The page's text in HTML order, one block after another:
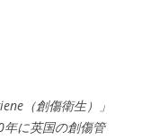
（創傷衛生）」
に英国の創傷管